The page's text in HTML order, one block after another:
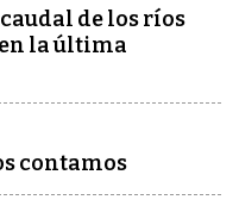
de los ríos
la última
contamos